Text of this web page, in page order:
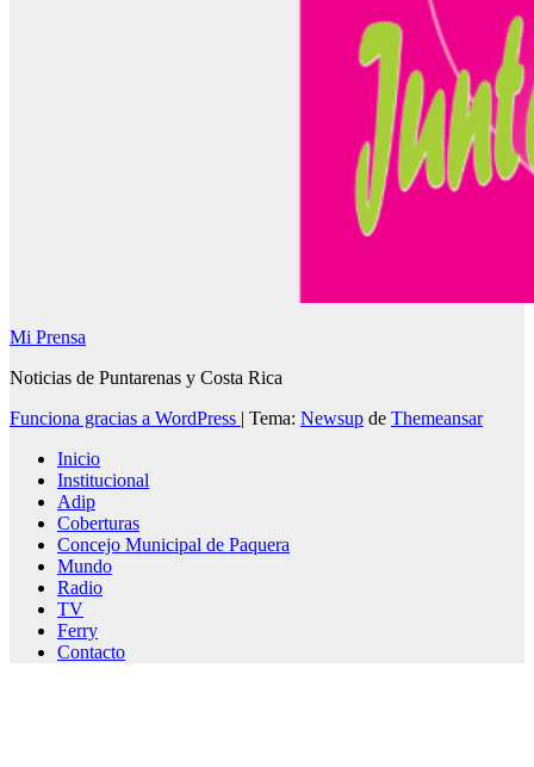
Mi Prensa
Noticias de Puntarenas y Costa Rica
Funciona gracias a WordPress | Tema: Newsup de Themeansar
Inicio
Institucional
Adip
Coberturas
Concejo Municipal de Paquera
Mundo
Radio
TV
Ferry
Contacto